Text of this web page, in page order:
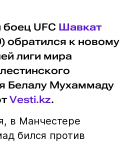
боец UFC Шавкат
обратился к новому
лиги мира
Белалу Мухаммаду
Vesti.kz.
в Манчестере
бился против